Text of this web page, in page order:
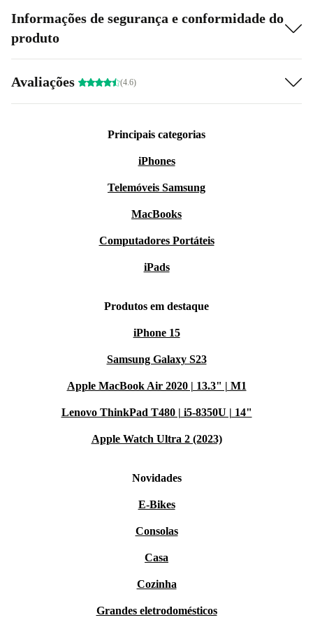
Informações de segurança e conformidade do
produto
Avaliações (4.6)
Principais categorias
iPhones
Telemóveis Samsung
MacBooks
Computadores Portáteis
iPads
Produtos em destaque
iPhone 15
Samsung Galaxy S23
Apple MacBook Air 2020 | 13.3" | M1
Lenovo ThinkPad T480 | i5-8350U | 14"
Apple Watch Ultra 2 (2023)
Novidades
E-Bikes
Consolas
Casa
Cozinha
Grandes eletrodomésticos